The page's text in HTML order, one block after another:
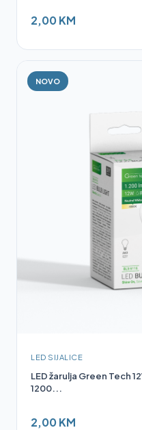
2,00 KM
NOVO
LED SIJALICE
LED žarulja Green Tech
1200...
2,00 KM